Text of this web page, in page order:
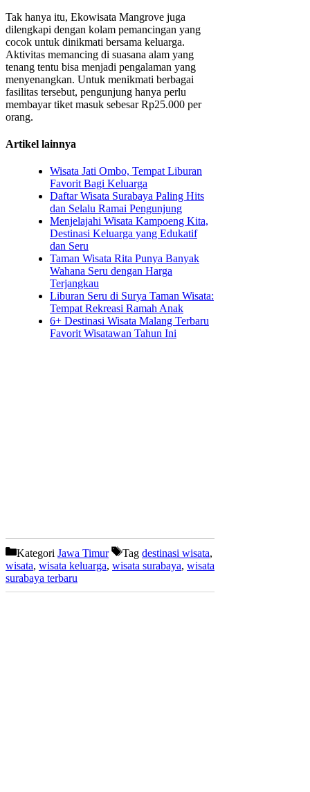
Tak hanya itu, Ekowisata Mangrove juga
dilengkapi dengan kolam pemancingan yang
cocok untuk dinikmati bersama keluarga.
Aktivitas memancing di suasana alam yang
tenang tentu bisa menjadi pengalaman yang
menyenangkan. Untuk menikmati berbagai
fasilitas tersebut, pengunjung hanya perlu
membayar tiket masuk sebesar Rp25.000 per
orang.
Artikel lainnya
Wisata Jati Ombo, Tempat Liburan
Favorit Bagi Keluarga
Daftar Wisata Surabaya Paling Hits
dan Selalu Ramai Pengunjung
Menjelajahi Wisata Kampoeng Kita,
Destinasi Keluarga yang Edukatif
dan Seru
Taman Wisata Rita Punya Banyak
Wahana Seru dengan Harga
Terjangkau
Liburan Seru di Surya Taman Wisata:
Tempat Rekreasi Ramah Anak
6+ Destinasi Wisata Malang Terbaru
Favorit Wisatawan Tahun Ini
Kategori Jawa Timur Tag destinasi wisata,
wisata, wisata keluarga, wisata surabaya, wisata
surabaya terbaru